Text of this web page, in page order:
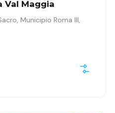
Val Maggia
Municipio Roma III,